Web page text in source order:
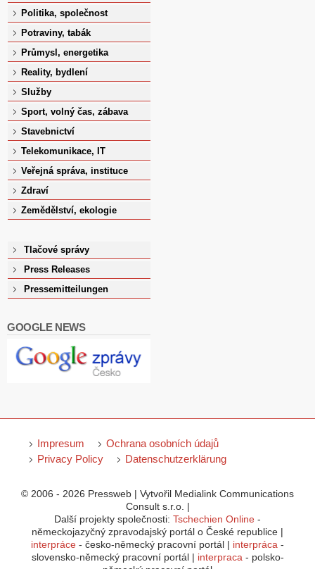
Politika, společnost
Potraviny, tabák
Průmysl, energetika
Reality, bydlení
Služby
Sport, volný čas, zábava
Stavebnictví
Telekomunikace, IT
Veřejná správa, instituce
Zdraví
Zemědělství, ekologie
Tlačové správy
Press Releases
Pressemitteilungen
GOOGLE NEWS
Impresum
Ochrana osobních údajů
Privacy Policy
Datenschutzerklärung
© 2006 - 2026 Pressweb | Vytvořil Medialink Communications
Consult s.r.o. |
Další projekty společnosti: Tschechien Online -
německojazyčný zpravodajský portál o České republice |
interpráce - česko-německý pracovní portál | interpráca -
slovensko-německý pracovní portál | interpraca - polsko-